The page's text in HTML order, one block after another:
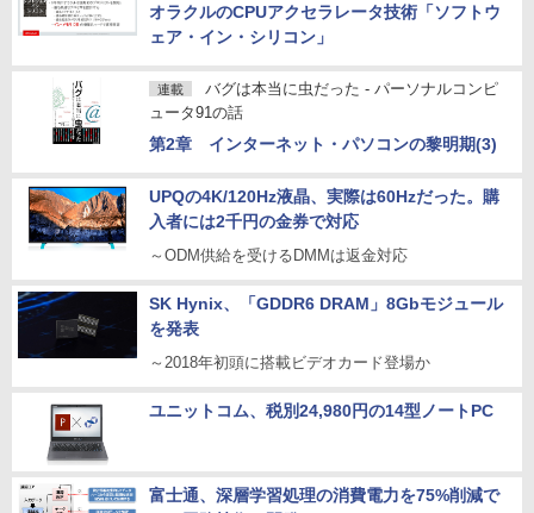
オラクルのCPUアクセラレータ技術「ソフトウ
ェア・イン・シリコン」
連載
バグは本当に虫だった - パーソナルコンピ
ュータ91の話
第2章 インターネット・パソコンの黎明期(3)
UPQの4K/120Hz液晶、実際は60Hzだった。購
入者には2千円の金券で対応
～ODM供給を受けるDMMは返金対応
SK Hynix、「GDDR6 DRAM」8Gbモジュール
を発表
～2018年初頭に搭載ビデオカード登場か
ユニットコム、税別24,980円の14型ノートPC
富士通、深層学習処理の消費電力を75%削減で